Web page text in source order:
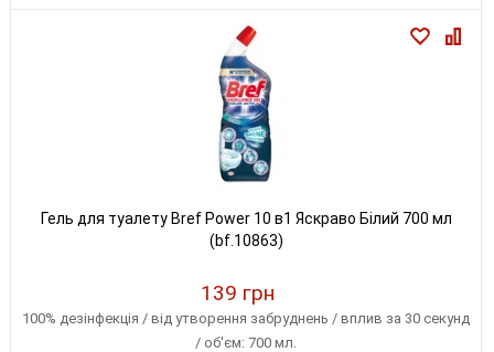
Гель для туалету Bref Power 10 в1 Яскраво Білий 700 мл
(bf.10863)
139 грн
100% дезінфекція / від утворення забруднень / вплив за 30 секунд
/ об'єм: 700 мл.